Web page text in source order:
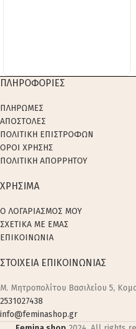
ΠΛΗΡΟΦΟΡΙΕΣ
ΠΛΗΡΩΜΕΣ
ΑΠΟΣΤΟΛΕΣ
ΠΟΛΙΤΙΚΗ ΕΠΙΣΤΡΟΦΩΝ
ΟΡΟΙ ΧΡΗΣΗΣ
ΠΟΛΙΤΙΚΗ ΑΠΟΡΡΗΤΟΥ
ΧΡΗΣΙΜΑ
Ο ΛΟΓΑΡΙΑΣΜΟΣ ΜΟΥ
ΣΧΕΤΙΚΑ ΜΕ ΕΜΑΣ
ΕΠΙΚΟΙΝΩΝΙΑ
ΣΤΟΙΧΕΙΑ ΕΠΙΚΟΙΝΩΝΙΑΣ
M. Μητροπολίτου Βασιλείου 5,
2531027438
info@feminashop.gr